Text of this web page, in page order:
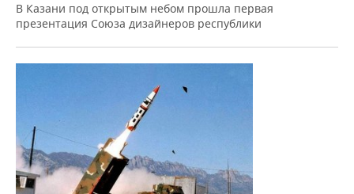
В Казани под открытым небом прошла первая
презентация Союза дизайнеров республики